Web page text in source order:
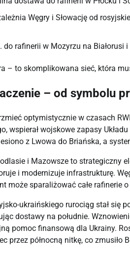
Węgry i Słowację od
do rafinerii w Mozyrzu na Białorusi
– to skomplikowana sieć, która
– od symbolu
optymistycznie w czasach
wspierał wojskowe zapasy
z Lwowa do Briańska, a
i Mazowsze to strategiczny
i modernizuje infrastrukturę.
może sparaliżować całe rafinerie
ukraińskiego rurociąg stał się
dostawy na południe.
pomoc finansową dla Ukrainy.
przez północną nitkę, co